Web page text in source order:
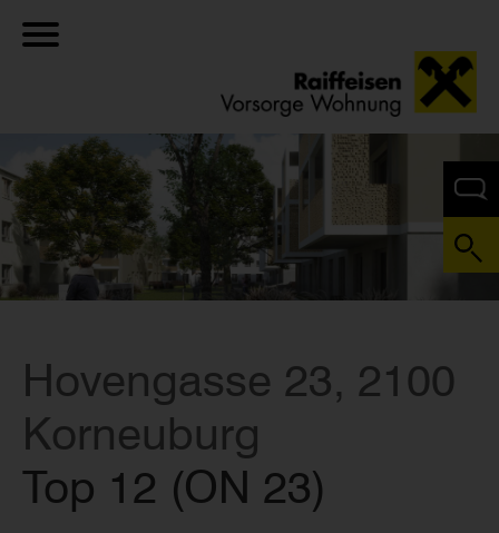
Hovengasse 23, 2100
Korneuburg
Top 12 (ON 23)